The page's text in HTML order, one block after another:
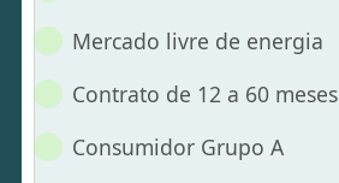
Mercado livre de energia
Contrato de 12 a 60 meses
Consumidor Grupo A